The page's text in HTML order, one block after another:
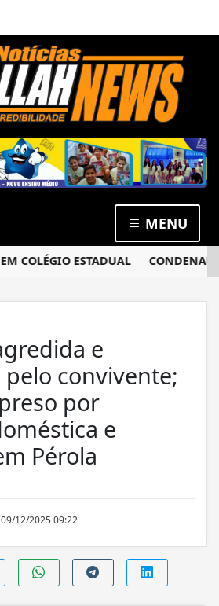
MENU
ESTADUAL CONDENADO
e
convivente;
por
e
Pérola
09/12/2025 09:22